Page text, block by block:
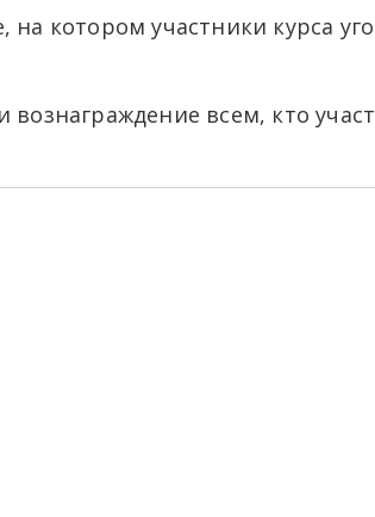
котором участники курса
всем, кто